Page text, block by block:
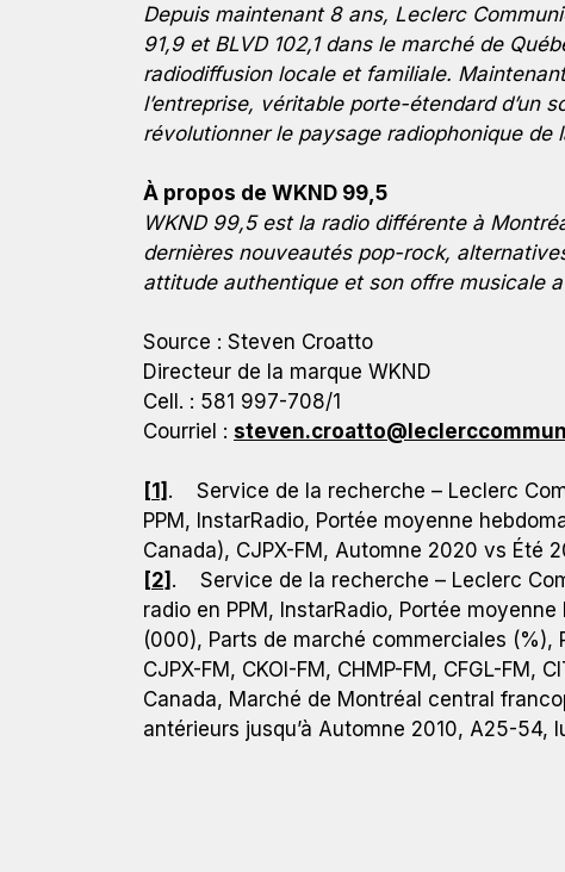
Depuis maintenant 8 ans, Leclerc
91,9 et BLVD 102,1 dans le marché de
radiodiffusion locale et familiale.
l’entreprise, véritable porte-étendard d’un
révolutionner le paysage radiophonique de
À propos de WKND 99,5
WKND 99,5 est la radio différente à
dernières nouveautés pop-rock,
attitude authentique et son offre musicale
Source : Steven Croatto
Directeur de la marque WKND
Cell. : 581 997-708/1
Courriel :
[1] . Service de la recherche – Leclerc
PPM, InstarRadio, Portée moyenne
Canada), CJPX-FM, Automne 2020 vs Été
[2] . Service de la recherche – Leclerc
radio en PPM, InstarRadio, Portée
(000), Parts de marché commerciales (%),
CJPX-FM, CKOI-FM, CHMP-FM, CFGL-FM,
Canada, Marché de Montréal central
antérieurs jusqu’à Automne 2010, A25-54,